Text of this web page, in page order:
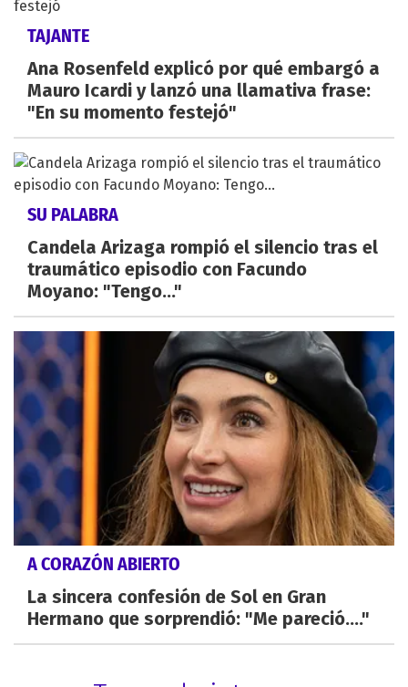
TAJANTE
Ana Rosenfeld explicó por qué embargó a
Mauro Icardi y lanzó una llamativa frase:
"En su momento festejó"
SU PALABRA
Candela Arizaga rompió el silencio tras el
traumático episodio con Facundo
Moyano: "Tengo..."
A CORAZÓN ABIERTO
La sincera confesión de Sol en Gran
Hermano que sorprendió: "Me pareció...."